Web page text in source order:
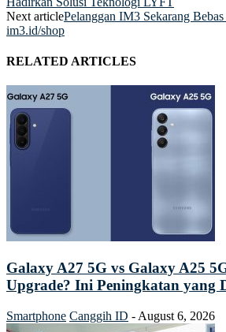
Next articlePelanggan IM3 Sekarang
im3.id/shop
RELATED ARTICLES
Galaxy A27 5G vs Galaxy A25
Upgrade? Ini Peningkatan yang
Smartphone Canggih ID - August 6, 2026